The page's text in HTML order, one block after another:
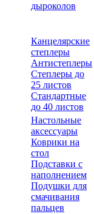
дыроколов
Канцелярские
степлеры
Антистеплеры
Степлеры до
25 листов
Стандартные
до 40 листов
Настольные
аксессуары
Коврики на
стол
Подставки с
наполнением
Подушки для
смачивания
пальцев